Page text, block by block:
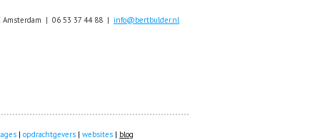
| 06 53 37 44 88 | info@bertbulder.nl
| opdrachtgevers | websites | blog